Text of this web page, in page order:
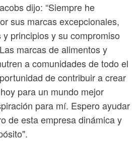
dijo: “Siempre he
sus marcas excepcionales,
principios y su compromiso
marcas de alimentos y
a comunidades de todo el
de contribuir a crear
para un mundo mejor
para mí. Espero ayudar
de esta empresa dinámica y